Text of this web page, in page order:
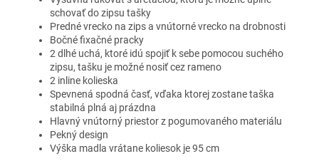
schovať do zipsu tašky
Predné vrecko na zips a vnútorné vrecko na drobnosti
Bočné fixačné pracky
2 dlhé uchá, ktoré idú spojiť k sebe pomocou suchého
zipsu, tašku je možné nosiť cez rameno
2 inline kolieska
Spevnená spodná časť, vďaka ktorej zostane taška
stabilná plná aj prázdna
Hlavný vnútorný priestor z pogumovaného materiálu
Pekný design
Výška madla vrátane koliesok je 95 cm